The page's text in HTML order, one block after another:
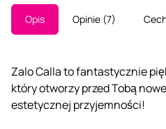
Opis Opinie 7
Zalo Calla to fantastycznie
który otworzy przed Tobą
estetycznej przyjemności!